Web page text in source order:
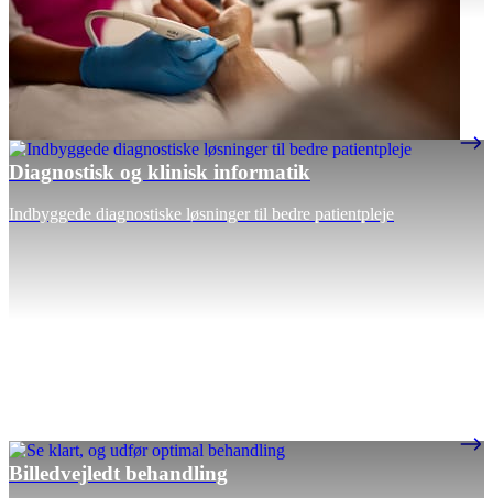
Diagnostisk og klinisk informatik
Indbyggede diagnostiske løsninger til bedre patientpleje
Billedvejledt behandling